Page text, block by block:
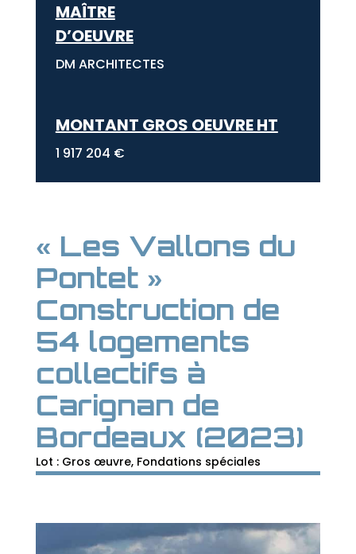
MAÎTRE
D’OEUVRE
DM ARCHITECTES
MONTANT GROS OEUVRE HT
1 917 204 €
« Les Vallons du
Pontet »
Construction de
54 logements
collectifs à
Carignan de
Bordeaux (2023)
Lot : Gros œuvre, Fondations spéciales